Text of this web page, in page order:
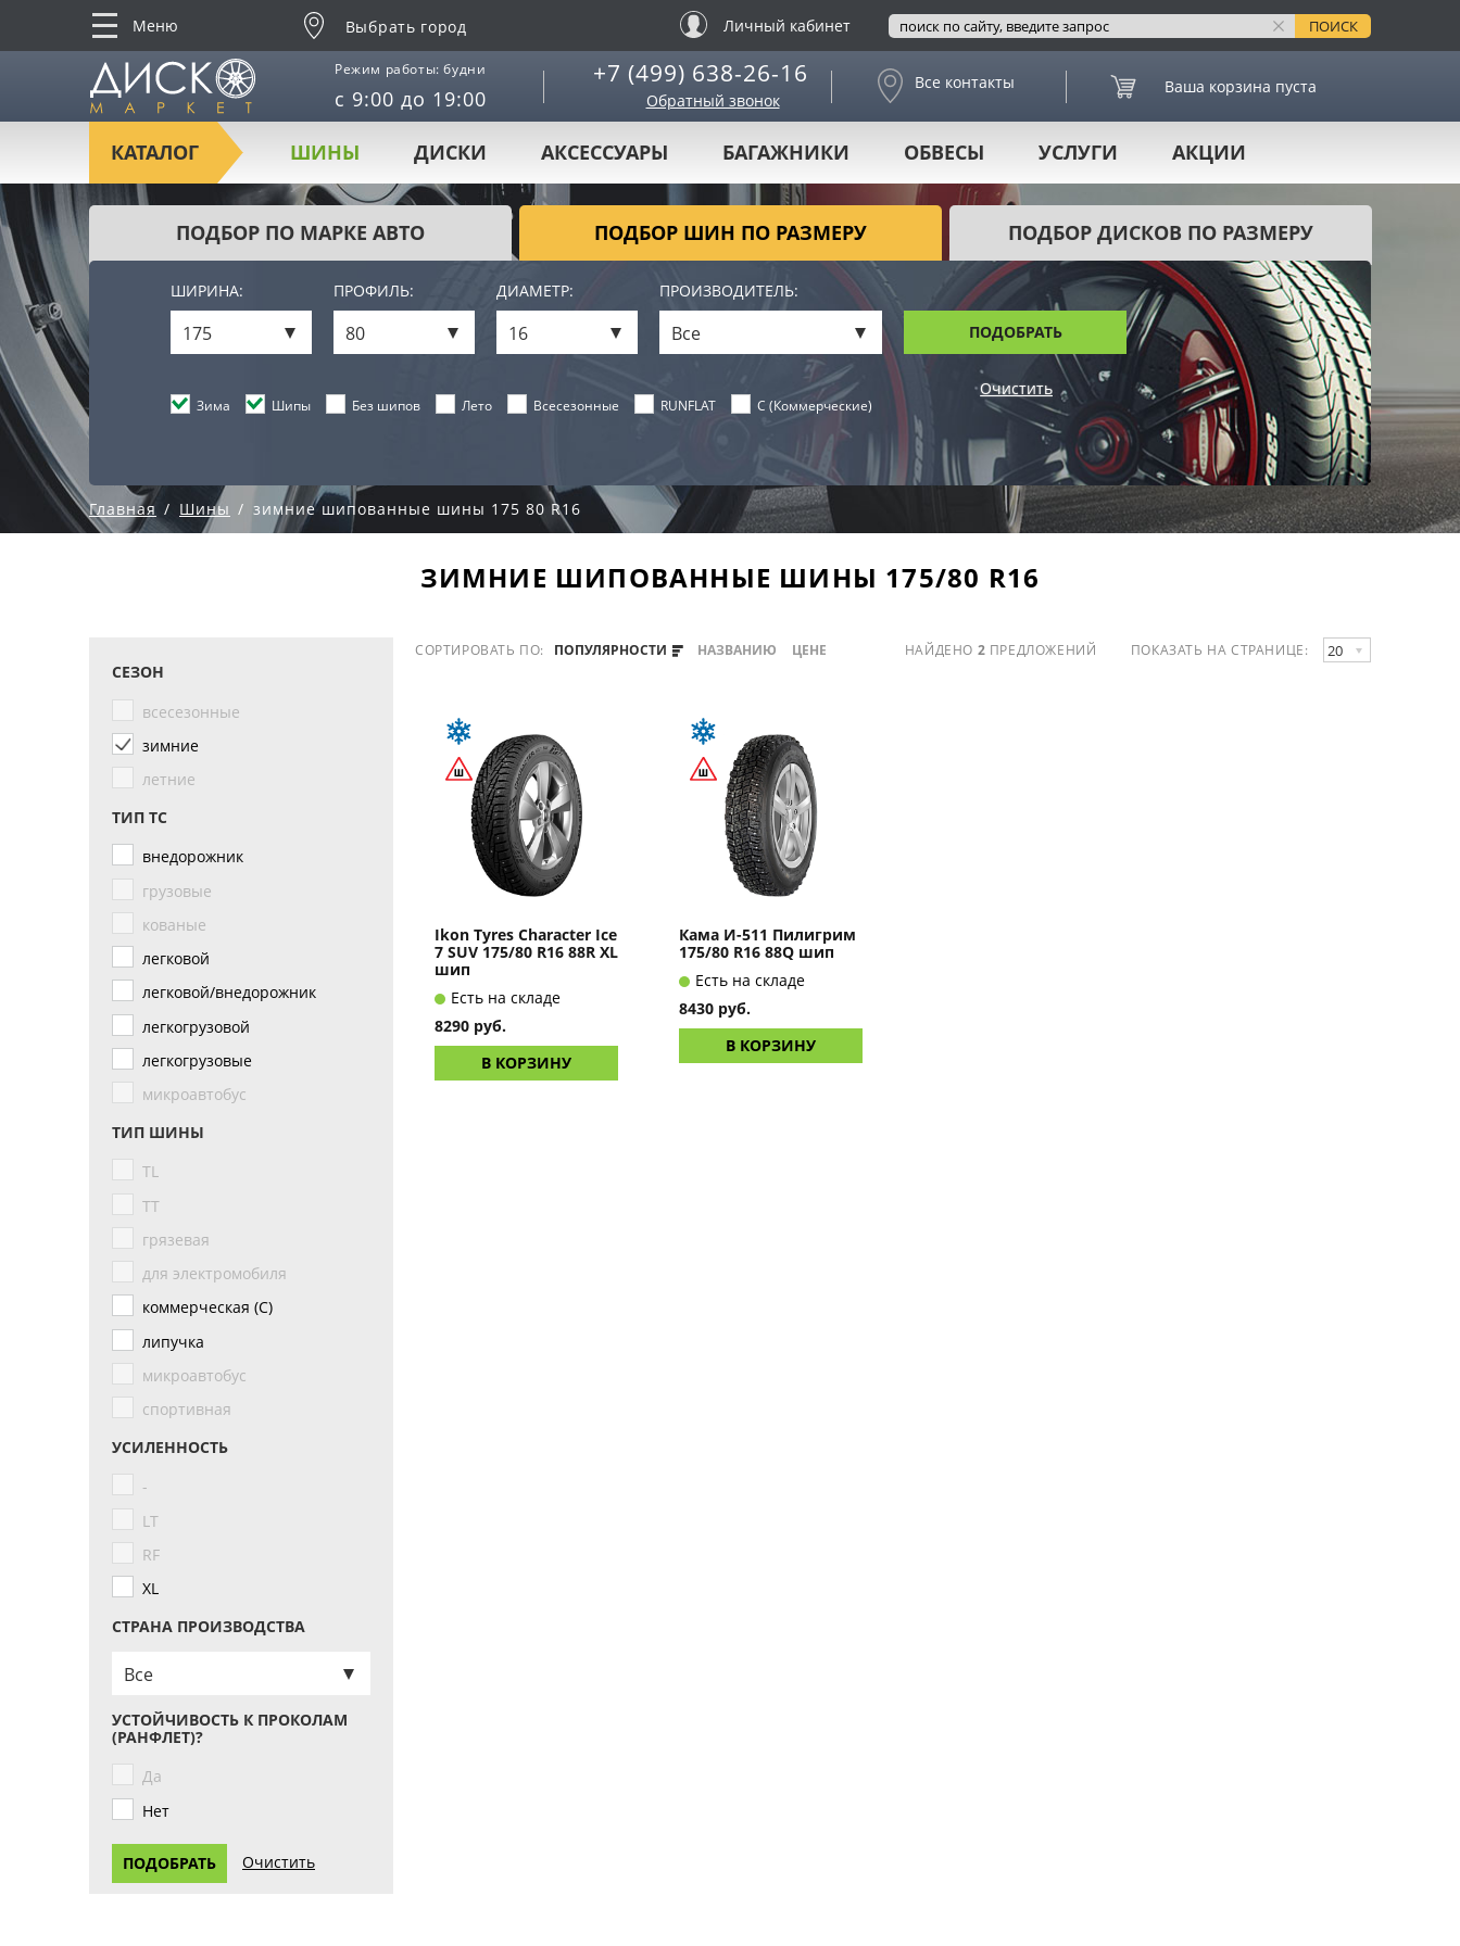
Меню Выбрать город Личный кабинет
Режим работы: будни
с 9:00 до 19:00
+7 (499) 638-26-16
Обратный звонок
Все контакты Ваша корзина пуста
КАТАЛОГ ШИНЫ ДИСКИ АКСЕССУАРЫ БАГАЖНИКИ ОБВЕСЫ УСЛУГИ АКЦИИ
ПОДБОР ПО МАРКЕ АВТО ПОДБОР ШИН ПО РАЗМЕРУ ПОДБОР ДИСКОВ ПО РАЗМЕРУ
ШИРИНА: ПРОФИЛЬ: ДИАМЕТР: ПРОИЗВОДИТЕЛЬ:
175 80 16 Все ПОДОБРАТЬ
Зима Шипы Без шипов Лето Всесезонные RUNFLAT C (Коммерческие)
Главная Шины зимние шипованные шины 175 80 R16
ЗИМНИЕ ШИПОВАННЫЕ ШИНЫ 175/80 R16
СЕЗОН
всесезонные
зимние
летние
ТИП ТС
внедорожник
грузовые
кованые
легковой
легковой/внедорожник
легкогрузовой
легкогрузовые
микроавтобус
ТИП ШИНЫ
TL
TT
грязевая
для электромобиля
коммерческая (С)
липучка
микроавтобус
спортивная
УСИЛЕННОСТЬ
-
LT
RF
XL
СТРАНА ПРОИЗВОДСТВА
Все
УСТОЙЧИВОСТЬ К ПРОКОЛАМ
(РАНФЛЕТ)?
Да
Нет
СОРТИРОВАТЬ ПО: ПОПУЛЯРНОСТИ НАЗВАНИЮ ЦЕНЕ НАЙДЕНО 2 ПРЕДЛОЖЕНИЙ ПОКАЗАТЬ НА СТРАНИЦЕ: 20
Ikon Tyres Character Ice
7 SUV 175/80 R16 88R XL
шип
Есть на складе
8290 руб.
В КОРЗИНУ
Кама И-511 Пилигрим
175/80 R16 88Q шип
Есть на складе
8430 руб.
В КОРЗИНУ